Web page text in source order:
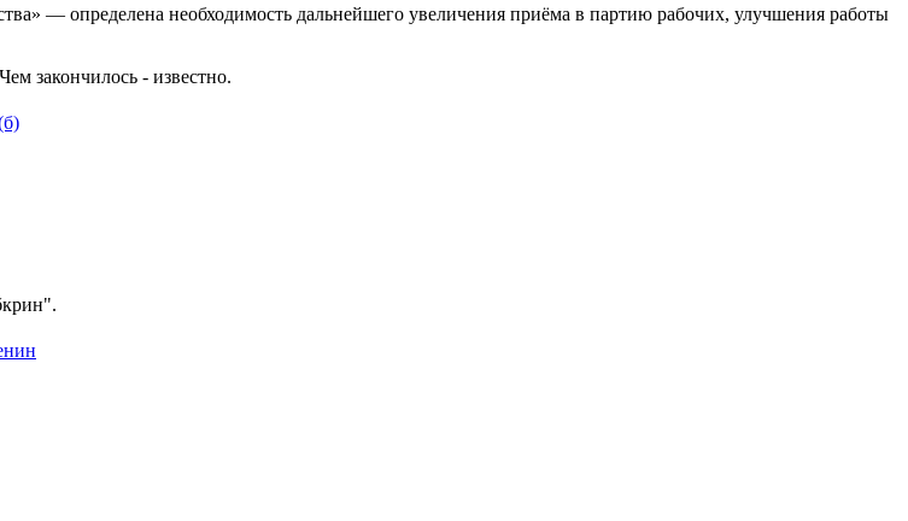
— определена необходимость дальнейшего увеличения приёма в партию рабочих, улучшения работы
закончилось - известно.